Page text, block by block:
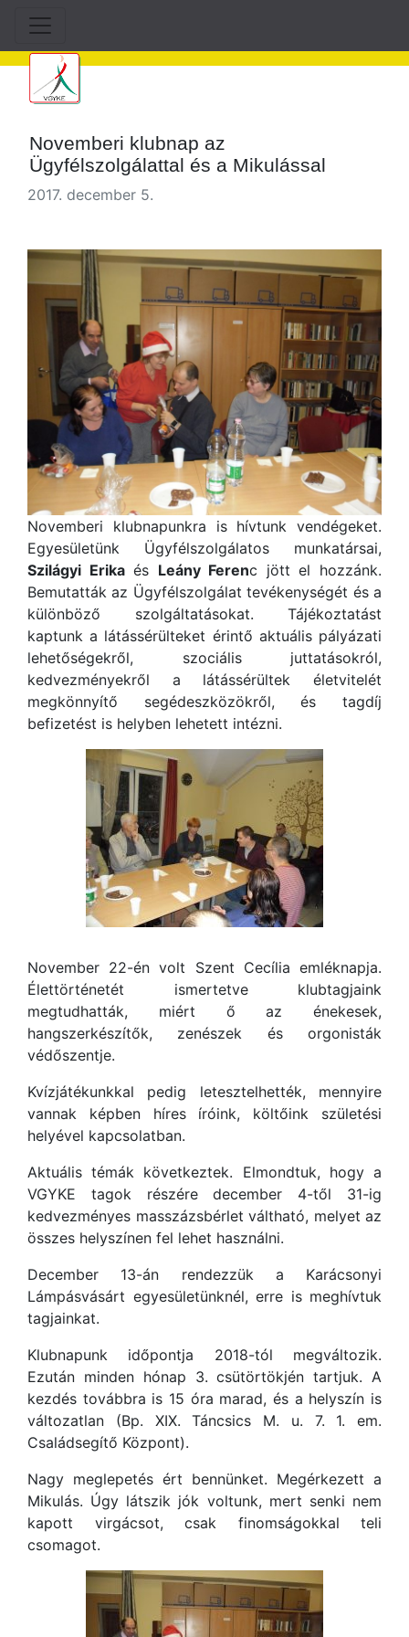
Novemberi klubnap az
Ügyfélszolgálattal és a Mikulással
2017. december 5.
Novemberi klubnapunkra is hívtunk vendégeket.
Egyesületünk Ügyfélszolgálatos munkatársai,
Szilágyi Erikaés Leány Ferenc jött el hozzánk.
Bemutatták az Ügyfélszolgálat tevékenységét és a
különböző szolgáltatásokat. Tájékoztatást
kaptunk a látássérülteket érintő aktuális pályázati
lehetőségekről, szociális juttatásokról,
kedvezményekről a látássérültek életvitelét
megkönnyítő segédeszközökről, és tagdíj
befizetést is helyben lehetett intézni.
November 22-én volt Szent Cecília emléknapja.
Élettörténetét ismertetve klubtagjaink
megtudhatták, miért ő az énekesek,
hangszerkészítők, zenészek és orgonisták
védőszentje.
Kvízjátékunkkal pedig letesztelhették, mennyire
vannak képben híres íróink, költőink születési
helyével kapcsolatban.
Aktuális témák következtek. Elmondtuk, hogy a
VGYKE tagok részére december 4-től 31-ig
kedvezményes masszázsbérlet váltható, melyet az
összes helyszínen fel lehet használni.
December 13-án rendezzük a Karácsonyi
Lámpásvásárt egyesületünknél, erre is meghívtuk
tagjainkat.
Klubnapunk időpontja 2018-tól megváltozik.
Ezután minden hónap 3. csütörtökjén tartjuk. A
kezdés továbbra is 15 óra marad, és a helyszín is
változatlan (Bp. XIX. Táncsics M. u. 7. 1. em.
Családsegítő Központ).
Nagy meglepetés ért bennünket. Megérkezett a
Mikulás. Úgy látszik jók voltunk, mert senki nem
kapott virgácsot, csak finomságokkal teli
csomagot.